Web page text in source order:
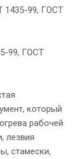
1435-99, ГОСТ
99, ГОСТ
который
рабочей
лезвия
стамески,